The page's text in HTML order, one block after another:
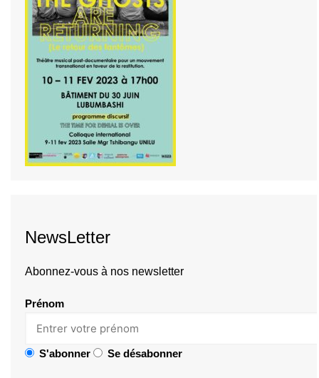
NewsLetter
Abonnez-vous à nos newsletter
Prénom
S'abonner Se désabonner